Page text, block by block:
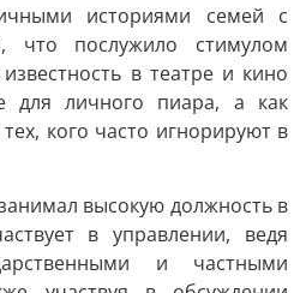
историями семей с
что послужило стимулом
в театре и кино
для личного пиара, а как
кого часто игнорируют в
высокую должность в
в управлении, ведя
и частными